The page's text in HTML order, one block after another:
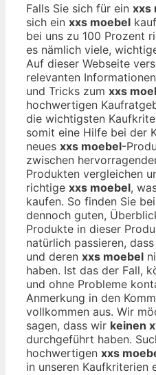
Falls Sie sich für ein xxs
sich ein xxs moebel
bei uns zu 100 Prozent
es nämlich viele,
Auf dieser Webseite
relevanten
und Tricks zum xxs
hochwertigen
die wichtigsten
somit eine Hilfe bei der
neues xxs moebel-
zwischen
Produkten vergleichen
richtige xxs moebel,
kaufen. So finden Sie
dennoch guten,
Produkte in dieser
natürlich passieren,
und deren xxs moebel
haben. Ist das der Fall,
und ohne Probleme
Anmerkung in den
vollkommen aus. Wir
sagen, dass wir keinen
durchgeführt haben.
hochwertigen xxs
in unseren Kaufkriterien